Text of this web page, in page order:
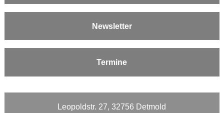
Newsletter
Termine
Leopoldstr. 27, 32756 Detmold